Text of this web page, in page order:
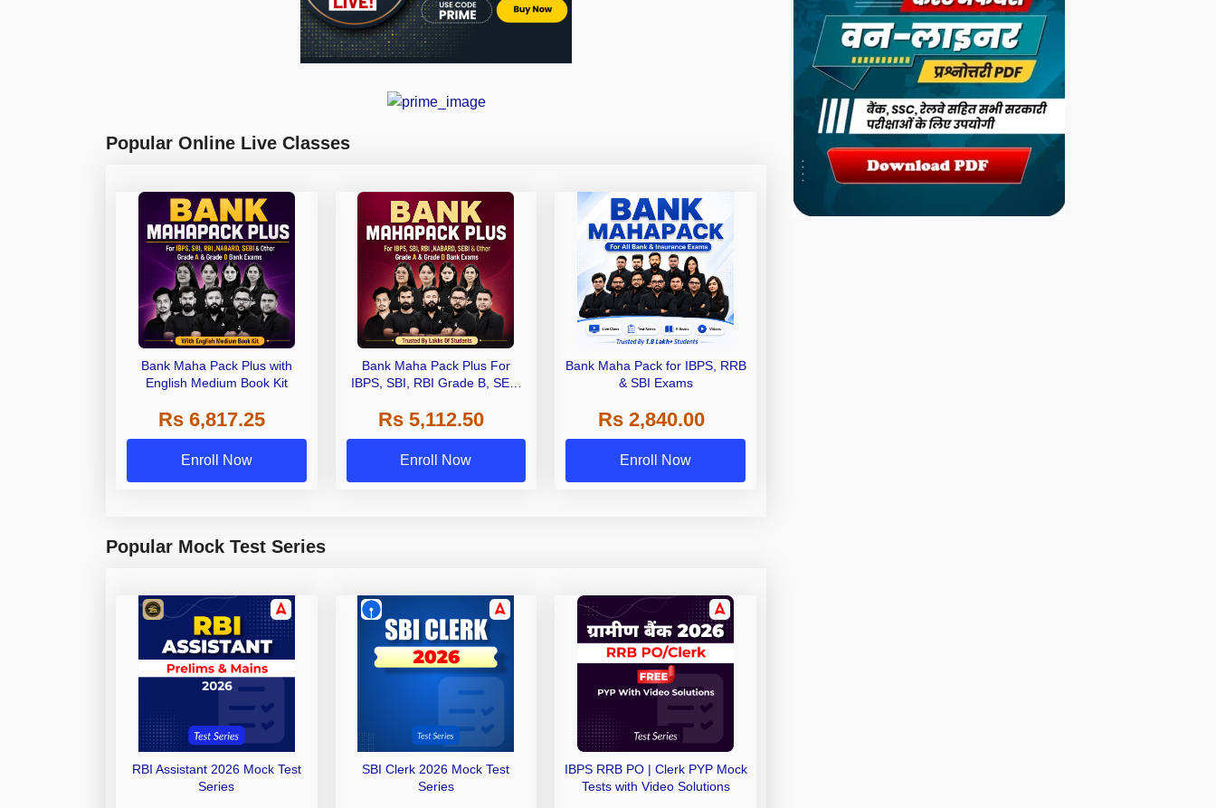
Popular Online Live Classes
Bank Maha Pack Plus with
English Medium Book Kit
Rs 6,817.25
Enroll Now
Bank Maha Pack Plus For
IBPS, SBI, RBI Grade B, SEBI
Other Grade A & Grade B Bank
Exams
Rs 5,112.50
Enroll Now
Bank Maha Pack for IBPS, RRB
& SBI Exams
Rs 2,840.00
Enroll Now
Popular Mock Test Series
RBI Assistant 2026 Mock Test
Series
SBI Clerk 2026 Mock Test
Series
IBPS RRB PO | Clerk PYP Mock
Tests with Video Solutions